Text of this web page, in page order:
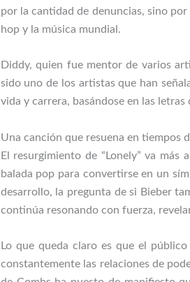
por la cantidad de denuncias, sino
hop y la música mundial.
Diddy, quien fue mentor de varios
sido uno de los artistas que han
vida y carrera, basándose en las
Una canción que resuena en tiempos
El resurgimiento de “Lonely” va
balada pop para convertirse en un
desarrollo, la pregunta de si Bieber
continúa resonando con fuerza,
Lo que queda claro es que el
constantemente las relaciones de